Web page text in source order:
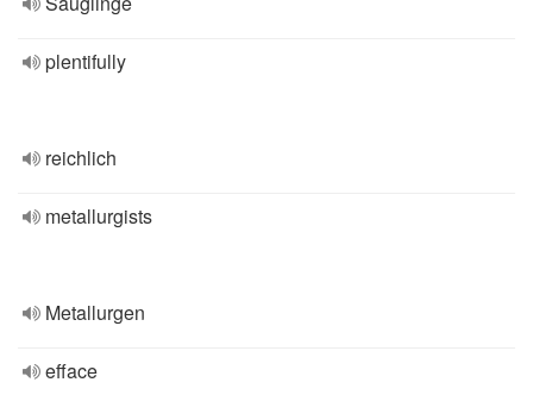
plentifully
reichlich
metallurgists
Metallurgen
efface